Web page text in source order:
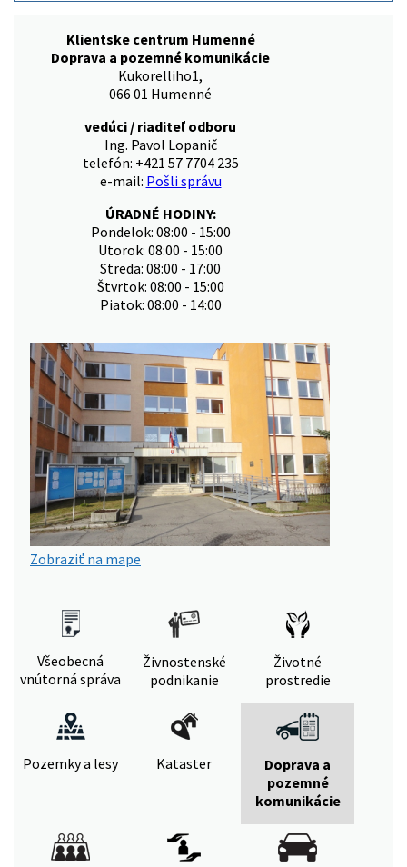
Klientske centrum Humenné
Doprava a pozemné komunikácie
Kukorelliho1,
066 01 Humenné
vedúci / riaditeľ odboru
Ing. Pavol Lopanič
telefón: +421 57 7704 235
e-mail: Pošli správu
ÚRADNÉ HODINY:
Pondelok: 08:00 - 15:00
Utorok: 08:00 - 15:00
Streda: 08:00 - 17:00
Štvrtok: 08:00 - 15:00
Piatok: 08:00 - 14:00
Zobraziť na mape
Všeobecná
vnútorná správa
Živnostenské
podnikanie
Životné
prostredie
Pozemky a lesy Kataster
Doprava a
pozemné
komunikácie